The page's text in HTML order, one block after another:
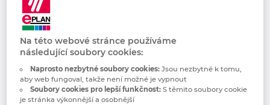
Efektivní tvorba
maker
Mimořádně termín 16. 6. 2021 od
10:00 do 11:00 hod. je zcela zdarma.
Nenechte si ujít tuto příležitost.
Technologie budov
Případové studie
Konfigurace
Integrace pro ERP, PDM a PLM
EPLAN Data Portal
EPLAN Education pro školy
Blog EPLAN CZ&SK
Pobočky
Kontakty
Bulharsko
Česká republika
Čína
Dánsko
Na této webové stránce používáme
následující soubory cookies:
Naprosto nezbytné soubory cookies:Jsou nezbytné k tomu,
aby web fungoval, takže není možné je vypnout
Soubory cookies pro lepší funkčnost:S těmito soubory cookie
je stránka výkonnější a osobnější